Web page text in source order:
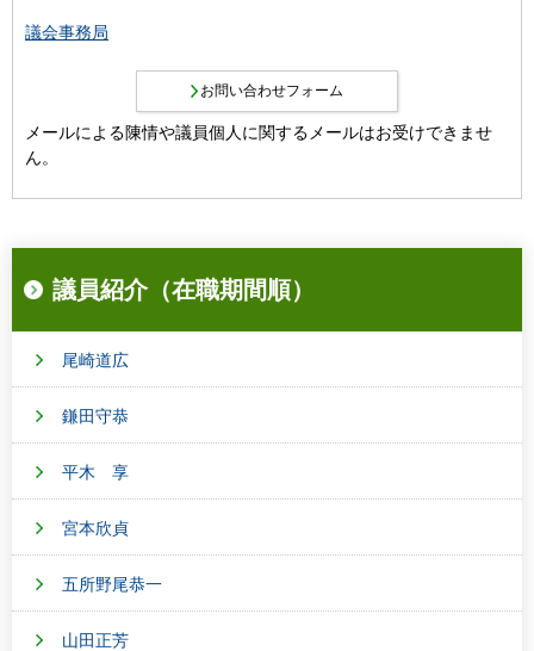
議会事務局
メールによる陳情や議員個人に関するメールはお受けできませ
ん。
議員紹介（在職期間順）
尾崎道広
鎌田守恭
平木 享
宮本欣貞
五所野尾恭一
山田正芳